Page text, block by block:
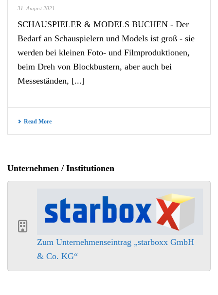
31. August 2021
SCHAUSPIELER & MODELS BUCHEN - Der
Bedarf an Schauspielern und Models ist groß - sie
werden bei kleinen Foto- und Filmproduktionen,
beim Dreh von Blockbustern, aber auch bei
Messeständen, [...]
Read More
Unternehmen / Institutionen
Zum Unternehmenseintrag „starboxx GmbH
& Co. KG“